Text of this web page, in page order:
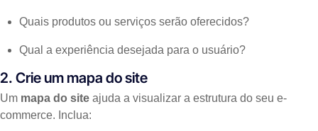
Quais produtos ou serviços serão oferecidos?
Qual a experiência desejada para o usuário?
2. Crie um mapa do site
Um mapa do site ajuda a visualizar a estrutura do seu e-
commerce. Inclua: